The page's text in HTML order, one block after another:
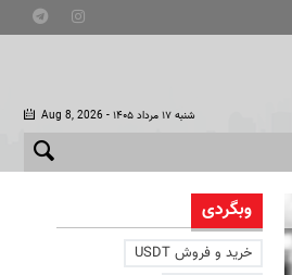
Aug 8, 2026 - شنبه ۱۷ مرداد ۱۴۰۵
وبگردی
خرید و فروش USDT